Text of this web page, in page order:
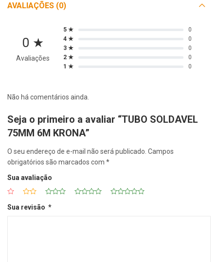
AVALIAÇÕES (0)
0 ★
Avaliações
5 ★
0
4 ★
0
3 ★
0
2 ★
0
1 ★
0
Não há comentários ainda.
Seja o primeiro a avaliar “TUBO SOLDAVEL
75MM 6M KRONA”
O seu endereço de e-mail não será publicado. Campos
obrigatórios são marcados com *
Sua avaliação
Sua revisão *